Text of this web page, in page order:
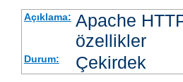
Açıklama: Apache
özellikler
Durum: Çekirdek